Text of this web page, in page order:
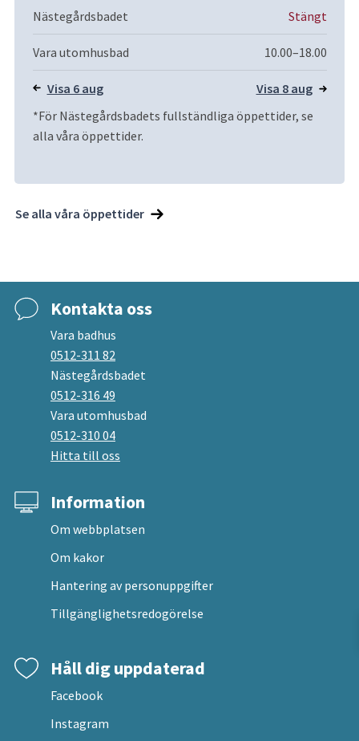
Nästegårdsbadet Stängt
Vara utomhusbad 10.00–18.00
Visa 6 aug
Visa 8 aug
*För Nästegårdsbadets fullständliga öppettider, se
alla våra öppettider.
Se alla våra öppettider
Kontakta oss
Vara badhus
0512-311 82
Nästegårdsbadet
0512-316 49
Vara utomhusbad
0512-310 04
Hitta till oss
Information
Om webbplatsen
Om kakor
Hantering av personuppgifter
Tillgänglighetsredogörelse
Håll dig uppdaterad
Facebook
Instagram